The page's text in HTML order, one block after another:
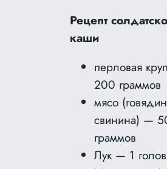
Рецепт
каши
перловая
200 граммов
мясо
свинина) —
граммов
Лук — 1